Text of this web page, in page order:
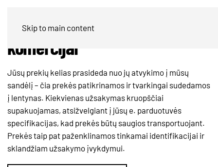
Skip to main content
Sandėliavimas ir Logistika e.
komercijai
Jūsų prekių kelias prasideda nuo jų atvykimo į mūsų
sandėlį – čia prekės patikrinamos ir tvarkingai sudedamos
į lentynas. Kiekvienas užsakymas kruopščiai
supakuojamas, atsižvelgiant į jūsų e. parduotuvės
specifikacijas, kad prekės būtų saugios transportuojant.
Prekės taip pat paženklinamos tinkamai identifikacijai ir
sklandžiam užsakymo įvykdymui.